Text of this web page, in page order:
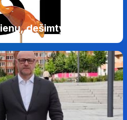
dešimtys renginių